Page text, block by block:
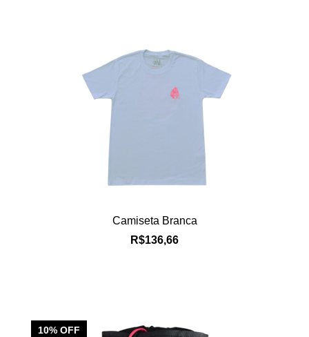
Camiseta Branca
R$136,66
10% OFF